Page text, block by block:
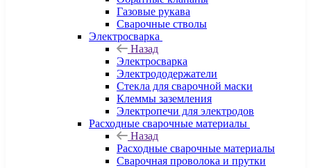
Газовые рукава
Сварочные стволы
Электросварка
Назад
Электросварка
Электрододержатели
Стекла для сварочной маски
Клеммы заземления
Электропечи для электродов
Расходные сварочные материалы
Назад
Расходные сварочные материалы
Сварочная проволока и прутки